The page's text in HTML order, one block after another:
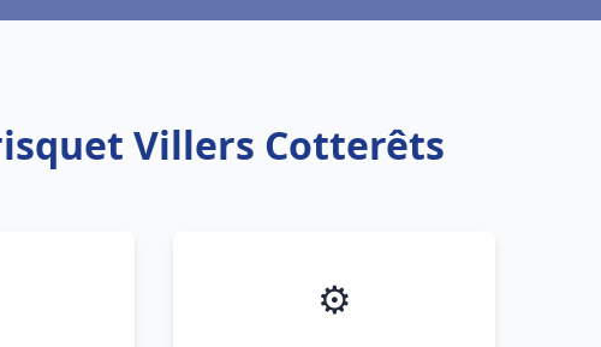
Villers Cotterêts
⚙️